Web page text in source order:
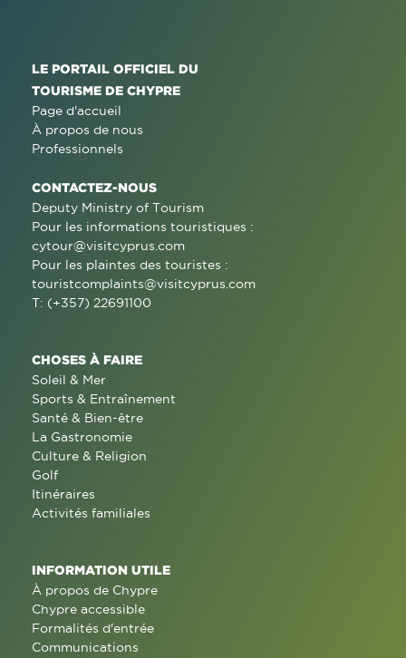
LE PORTAIL OFFICIEL DU
TOURISME DE CHYPRE
Page d'accueil
À propos de nous
Professionnels
CONTACTEZ-NOUS
Deputy Ministry of Tourism
Pour les informations touristiques :
cytour@visitcyprus.com
Pour les plaintes des touristes :
touristcomplaints@visitcyprus.com
T: (+357) 22691100
CHOSES À FAIRE
Soleil & Mer
Sports & Entraînement
Santé & Bien-être
La Gastronomie
Culture & Religion
Golf
Itinéraires
Activités familiales
INFORMATION UTILE
À propos de Chypre
Chypre accessible
Formalités d'entrée
Communications